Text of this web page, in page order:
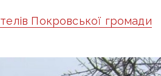
Покровської громади